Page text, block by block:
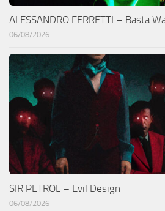
ALESSANDRO FERRETTI – Basta
06/08/2026
SIR PETROL – Evil Design
06/08/2026